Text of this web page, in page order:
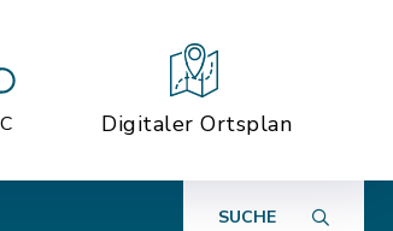
Digitaler Ortsplan
SUCHE